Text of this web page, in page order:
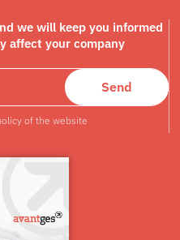
we will keep you informed
affect your company
of the website
Send